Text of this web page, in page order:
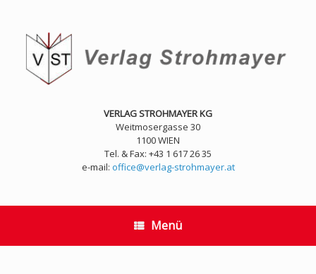
springen
VERLAG STROHMAYER KG
Weitmosergasse 30
1100 WIEN
Tel. & Fax: +43 1 617 26 35
e-mail: office@verlag-strohmayer.at
Menü